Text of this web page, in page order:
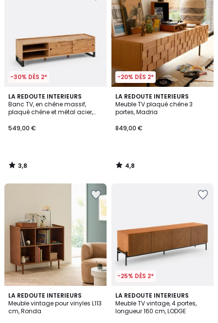
-30% DÈS 2*
LA REDOUTE INTERIEURS
Banc TV, en chêne massif,
plaqué chêne et métal acier,
549,00 €
3,8
/ 5
3,8
/
-20% DÈS 2*
LA REDOUTE INTERIEURS
Meuble TV plaqué chêne 3
portes, Madria
849,00 €
4,8
/ 5
4,8
/
LA REDOUTE INTERIEURS
Meuble vintage pour vinyles L113
cm, Ronda
4,9
/ 5
-25% DÈS 2*
LA REDOUTE INTERIEURS
Meuble TV vintage, 4 portes,
longueur 160 cm, LODGE